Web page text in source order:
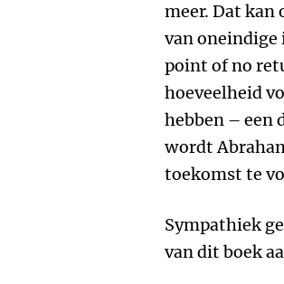
meer. Dat kan
van oneindige
point of no
hoeveelheid
hebben – een
wordt
toekomst te
Sympathiek
van dit boek